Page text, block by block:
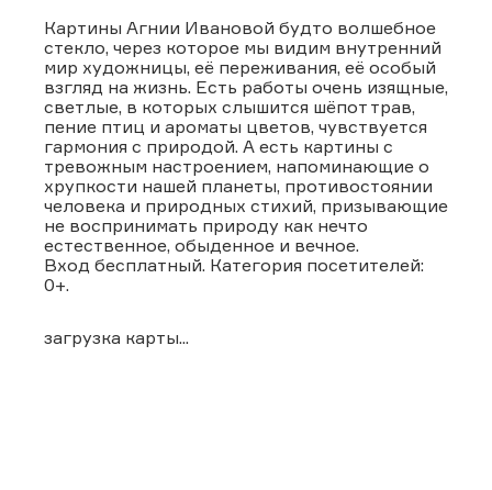
Картины Агнии Ивановой будто волшебное
стекло, через которое мы видим внутренний
мир художницы, её переживания, её особый
взгляд на жизнь. Есть работы очень изящные,
светлые, в которых слышится шёпот трав,
пение птиц и ароматы цветов, чувствуется
гармония с природой. А есть картины с
тревожным настроением, напоминающие о
хрупкости нашей планеты, противостоянии
человека и природных стихий, призывающие
не воспринимать природу как нечто
естественное, обыденное и вечное.
Вход бесплатный. Категория посетителей:
0+.
загрузка карты...